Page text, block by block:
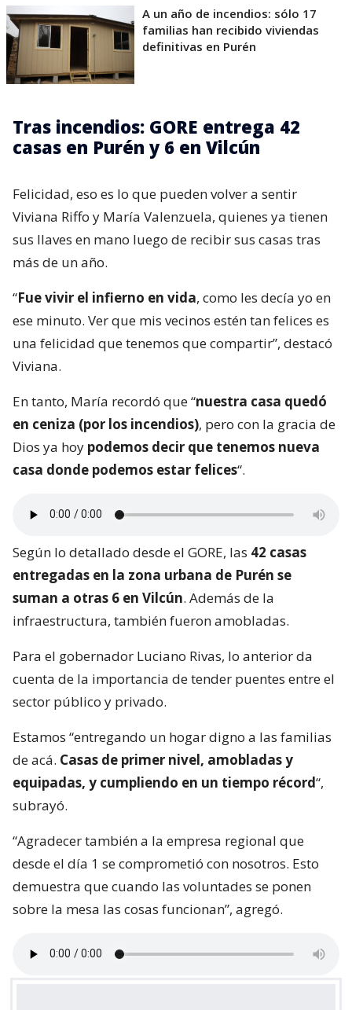
A un año de incendios: sólo 17
familias han recibido viviendas
definitivas en Purén
Tras incendios: GORE entrega 42
casas en Purén y 6 en Vilcún
Felicidad, eso es lo que pueden volver a sentir
Viviana Riffo y María Valenzuela, quienes ya tienen
sus llaves en mano luego de recibir sus casas tras
más de un año.
“Fue vivir el infierno en vida, como les decía yo en
ese minuto. Ver que mis vecinos estén tan felices es
una felicidad que tenemos que compartir”, destacó
Viviana.
En tanto, María recordó que “nuestra casa quedó
en ceniza (por los incendios), pero con la gracia de
Dios ya hoy podemos decir que tenemos nueva
casa donde podemos estar felices“.
Según lo detallado desde el GORE, las 42 casas
entregadas en la zona urbana de Purén se
suman a otras 6 en Vilcún. Además de la
infraestructura, también fueron amobladas.
Para el gobernador Luciano Rivas, lo anterior da
cuenta de la importancia de tender puentes entre el
sector público y privado.
Estamos “entregando un hogar digno a las familias
de acá. Casas de primer nivel, amobladas y
equipadas, y cumpliendo en un tiempo récord“,
subrayó.
“Agradecer también a la empresa regional que
desde el día 1 se comprometió con nosotros. Esto
demuestra que cuando las voluntades se ponen
sobre la mesa las cosas funcionan”, agregó.